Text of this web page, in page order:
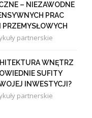
– NIEZAWODNE
PRAC
partnerskie
WNĘTRZ
SUFITY
INWESTYCJI?
partnerskie